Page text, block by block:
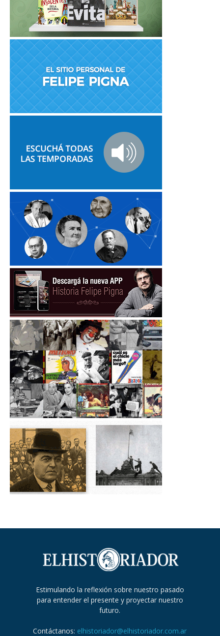
Estimulando la reflexión sobre nuestro pasado
para entender el presente y proyectar nuestro
futuro.
Contáctanos: elhistoriador@elhistoriador.com.ar